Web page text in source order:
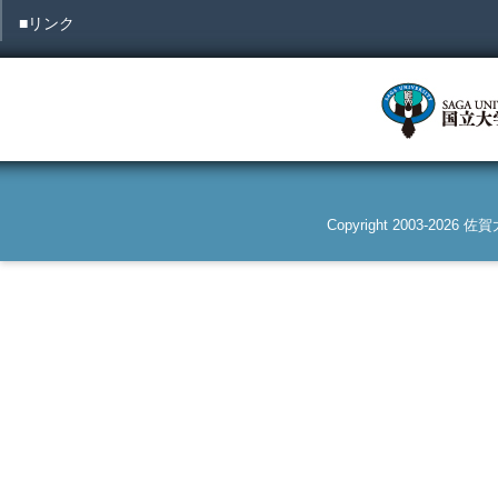
■リンク
Copyright 2003-2026 佐